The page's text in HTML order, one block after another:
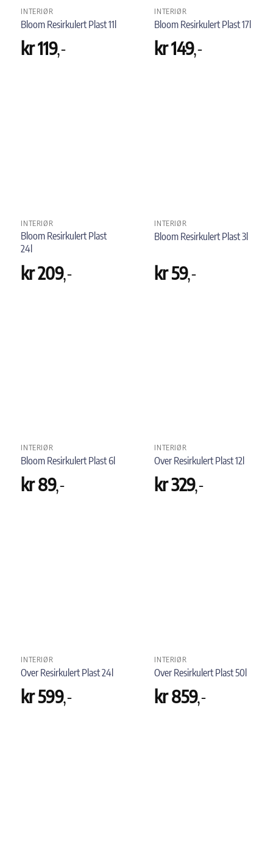
INTERIØR
Bloom Resirkulert Plast 11l
kr119,-
INTERIØR
Bloom Resirkulert Plast 17l
kr149,-
INTERIØR
Bloom Resirkulert Plast
24l
kr209,-
INTERIØR
Bloom Resirkulert Plast 3l
kr59,-
INTERIØR
Bloom Resirkulert Plast 6l
kr89,-
INTERIØR
Over Resirkulert Plast 12l
kr329,-
INTERIØR
Over Resirkulert Plast 24l
kr599,-
INTERIØR
Over Resirkulert Plast 50l
kr859,-